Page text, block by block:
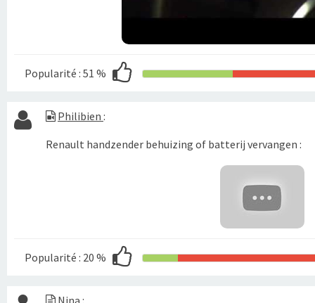
Popularité : 51 %
Philibien :
Renault handzender behuizing of batterij vervangen :
Popularité : 20 %
Nina :